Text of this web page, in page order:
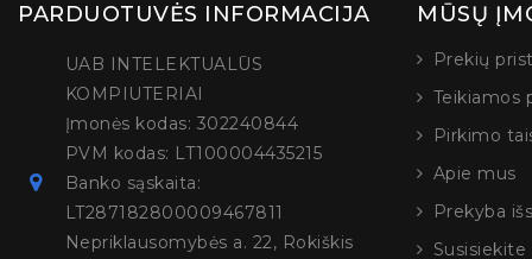
PARDUOTUVĖS INFORMACIJA
UAB INTELEKTUALŪS
KOMPIUTERIAI
Įmonės kodas: 302240844
PVM kodas: LT100004435215
Banko sąskaita:
LT287182800009467811
Nepriklausomybės a. 22, Rokiškis
MŪSŲ
Prekių
Teikiamos
Pirkimo
Apie mus
Prekyba